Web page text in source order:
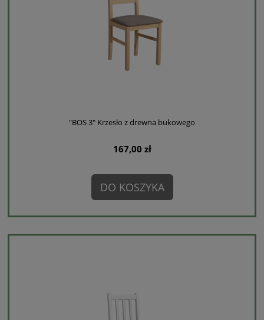
"BOS 3" Krzesło z drewna bukowego
167,00 zł
DO KOSZYKA